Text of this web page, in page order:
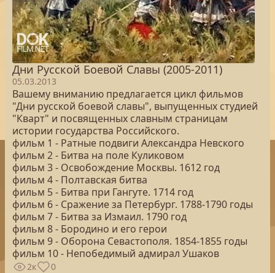
Дни Русской Боевой Славы (2005-2011)
05.03.2013
Вашему вниманию предлагается цикл фильмов
"Дни русской боевой славы", выпущенных студией
"Кварт" и посвященных славным страницам
истории государства Российского.
фильм 1 - Ратные подвиги Александра Невского
фильм 2 - Битва на поле Куликовом
фильм 3 - Освобождение Москвы. 1612 год
фильм 4 - Полтавская битва
фильм 5 - Битва при Гангуте. 1714 год
фильм 6 - Сражение за Петербург. 1788-1790 годы
фильм 7 - Битва за Измаил. 1790 год
фильм 8 - Бородино и его герои
фильм 9 - Оборона Севастополя. 1854-1855 годы
фильм 10 - Непобедимый адмирал Ушаков
2к 0